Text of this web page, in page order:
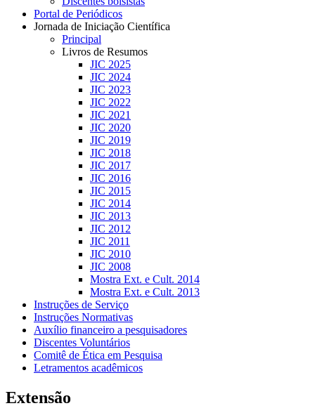
Portal de Periódicos
Jornada de Iniciação Científica
Principal
Livros de Resumos
JIC 2025
JIC 2024
JIC 2023
JIC 2022
JIC 2021
JIC 2020
JIC 2019
JIC 2018
JIC 2017
JIC 2016
JIC 2015
JIC 2014
JIC 2013
JIC 2012
JIC 2011
JIC 2010
JIC 2008
Mostra Ext. e Cult. 2014
Mostra Ext. e Cult. 2013
Instruções de Serviço
Instruções Normativas
Auxílio financeiro a pesquisadores
Discentes Voluntários
Comitê de Ética em Pesquisa
Letramentos acadêmicos
Extensão